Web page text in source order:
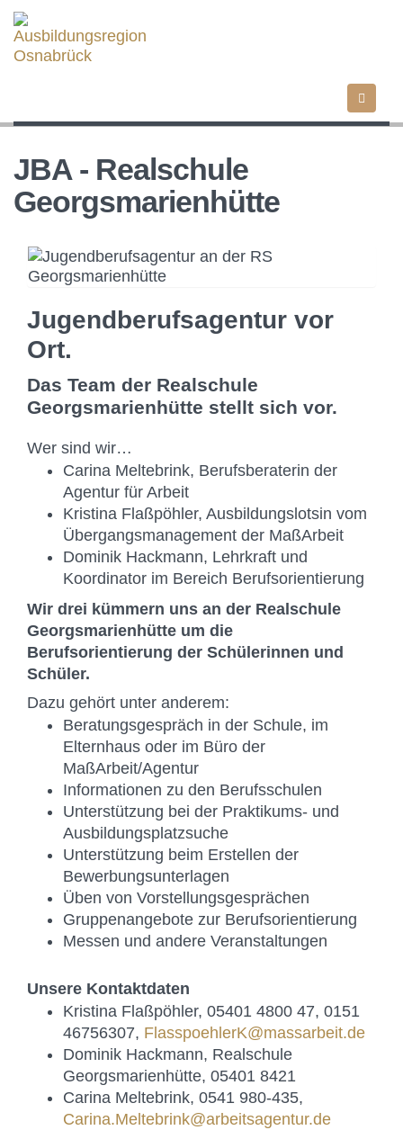
Direkt
zum
Inhalt
JBA - Realschule
Georgsmarienhütte
Image
Jugendberufsagentur vor
Ort.
Das Team der Realschule
Georgsmarienhütte stellt sich vor.
Wer sind wir…
Carina Meltebrink, Berufsberaterin der
Agentur für Arbeit
Kristina Flaßpöhler, Ausbildungslotsin vom
Übergangsmanagement der MaßArbeit
Dominik Hackmann, Lehrkraft und
Koordinator im Bereich Berufsorientierung
Wir drei kümmern uns an der Realschule
Georgsmarienhütte um die
Berufsorientierung der Schülerinnen und
Schüler.
Dazu gehört unter anderem:
Beratungsgespräch in der Schule, im
Elternhaus oder im Büro der
MaßArbeit/Agentur
Informationen zu den Berufsschulen
Unterstützung bei der Praktikums- und
Ausbildungsplatzsuche
Unterstützung beim Erstellen der
Bewerbungsunterlagen
Üben von Vorstellungsgesprächen
Gruppenangebote zur Berufsorientierung
Messen und andere Veranstaltungen
Unsere Kontaktdaten
Kristina Flaßpöhler, 05401 4800 47, 0151
46756307, FlasspoehlerK@massarbeit.de
Dominik Hackmann, Realschule
Georgsmarienhütte, 05401 8421
Carina Meltebrink, 0541 980-435,
Carina.Meltebrink@arbeitsagentur.de